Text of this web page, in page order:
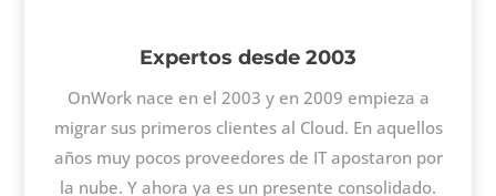
Expertos desde 2003
OnWork nace en el 2003 y en 2009 empieza a
migrar sus primeros clientes al Cloud. En aquellos
años muy pocos proveedores de IT apostaron por
la nube. Y ahora ya es un presente consolidado.